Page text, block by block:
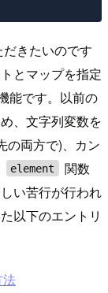
きたいのです
とマップを指定
能です。以前の
、文字列変数を
の両方で)、カン
element
関数
い苦行が行われ
以下のエントリ